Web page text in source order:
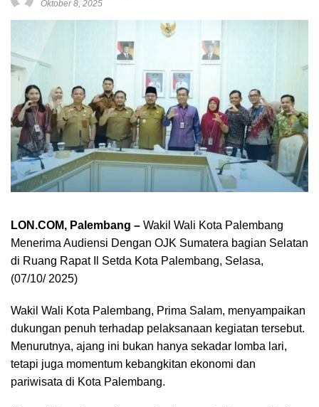
Oktober 8, 2025
LON.COM, Palembang – Wakil Wali Kota Palembang
Menerima Audiensi Dengan OJK Sumatera bagian Selatan
di Ruang Rapat Il Setda Kota Palembang, Selasa,
(07/10/ 2025)
Wakil Wali Kota Palembang, Prima Salam, menyampaikan
dukungan penuh terhadap pelaksanaan kegiatan tersebut.
Menurutnya, ajang ini bukan hanya sekadar lomba lari,
tetapi juga momentum kebangkitan ekonomi dan
pariwisata di Kota Palembang.